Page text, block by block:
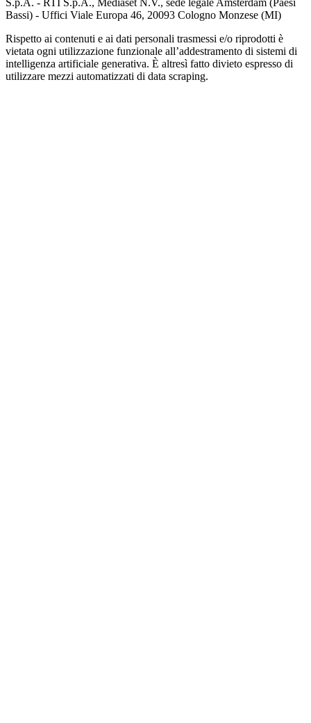
S.p.A. - RTI S.p.A., Mediaset N.V., sede legale Amsterdam (Paesi
Bassi) - Uffici Viale Europa 46, 20093 Cologno Monzese (MI)
Rispetto ai contenuti e ai dati personali trasmessi e/o riprodotti è
vietata ogni utilizzazione funzionale all’addestramento di sistemi di
intelligenza artificiale generativa. È altresì fatto divieto espresso di
utilizzare mezzi automatizzati di data scraping.